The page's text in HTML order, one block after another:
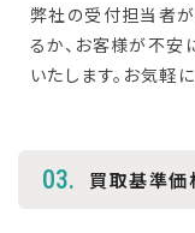
弊社の受付担当者が
るか、お客様が不安
いたします。お気軽
03. 買取基準価